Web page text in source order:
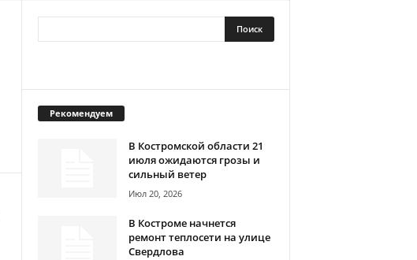
Рекомендуем
В Костромской области 21
июля ожидаются грозы и
сильный ветер
Июл 20, 2026
В Костроме начнется
ремонт теплосети на улице
Свердлова